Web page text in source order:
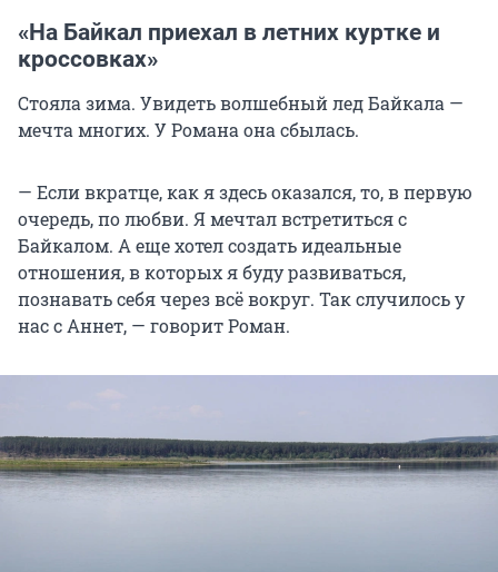
«На Байкал приехал в летних куртке и
кроссовках»
Стояла зима. Увидеть волшебный лед Байкала —
мечта многих. У Романа она сбылась.
— Если вкратце, как я здесь оказался, то, в первую
очередь, по любви. Я мечтал встретиться с
Байкалом. А еще хотел создать идеальные
отношения, в которых я буду развиваться,
познавать себя через всё вокруг. Так случилось у
нас с Аннет, — говорит Роман.